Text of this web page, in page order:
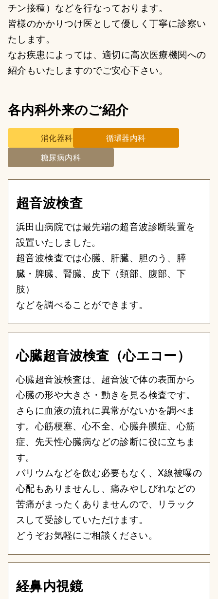
チン接種）などを行なっております。
皆様のかかりつけ医として優しく丁寧に診察い
たします。
なお疾患によっては、適切に高次医療機関への
紹介もいたしますのでご安心下さい。
各内科外来のご紹介
消化器科
循環器内科
糖尿病内科
超音波検査
浜田山病院では最先端の超音波診断装置を
設置いたしました。
超音波検査では心臓、肝臓、胆のう、膵
臓・脾臓、腎臓、皮下（頚部、腹部、下
肢）
などを調べることができます。
心臓超音波検査（心エコー）
心臓超音波検査は、超音波で体の表面から
心臓の形や大きさ・動きを見る検査です。
さらに血液の流れに異常がないかを調べま
す。心筋梗塞、心不全、心臓弁膜症、心筋
症、先天性心臓病などの診断に役に立ちま
す。
バリウムなどを飲む必要もなく、X線被曝の
心配もありませんし、痛みやしびれなどの
苦痛がまったくありませんので、リラック
スして受診していただけます。
どうぞお気軽にご相談ください。
経鼻内視鏡